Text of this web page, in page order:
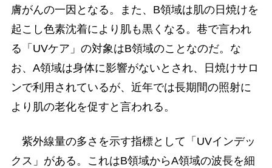
膚がんの一因となる。また、B領域は肌の日焼けを
起こし色素沈着により肌も黒くなる。巷で言われ
る「UVケア」の対象はB領域のことなのだ。な
お、A領域は身体に影響がないとされ、日焼けサロ
ンで利用されているが、近年では長期間の照射に
より肌の老化を促すと言われる。
紫外線量の多さを示す指標として「UVインデッ
クス」がある。これはB領域からA領域の波長を細